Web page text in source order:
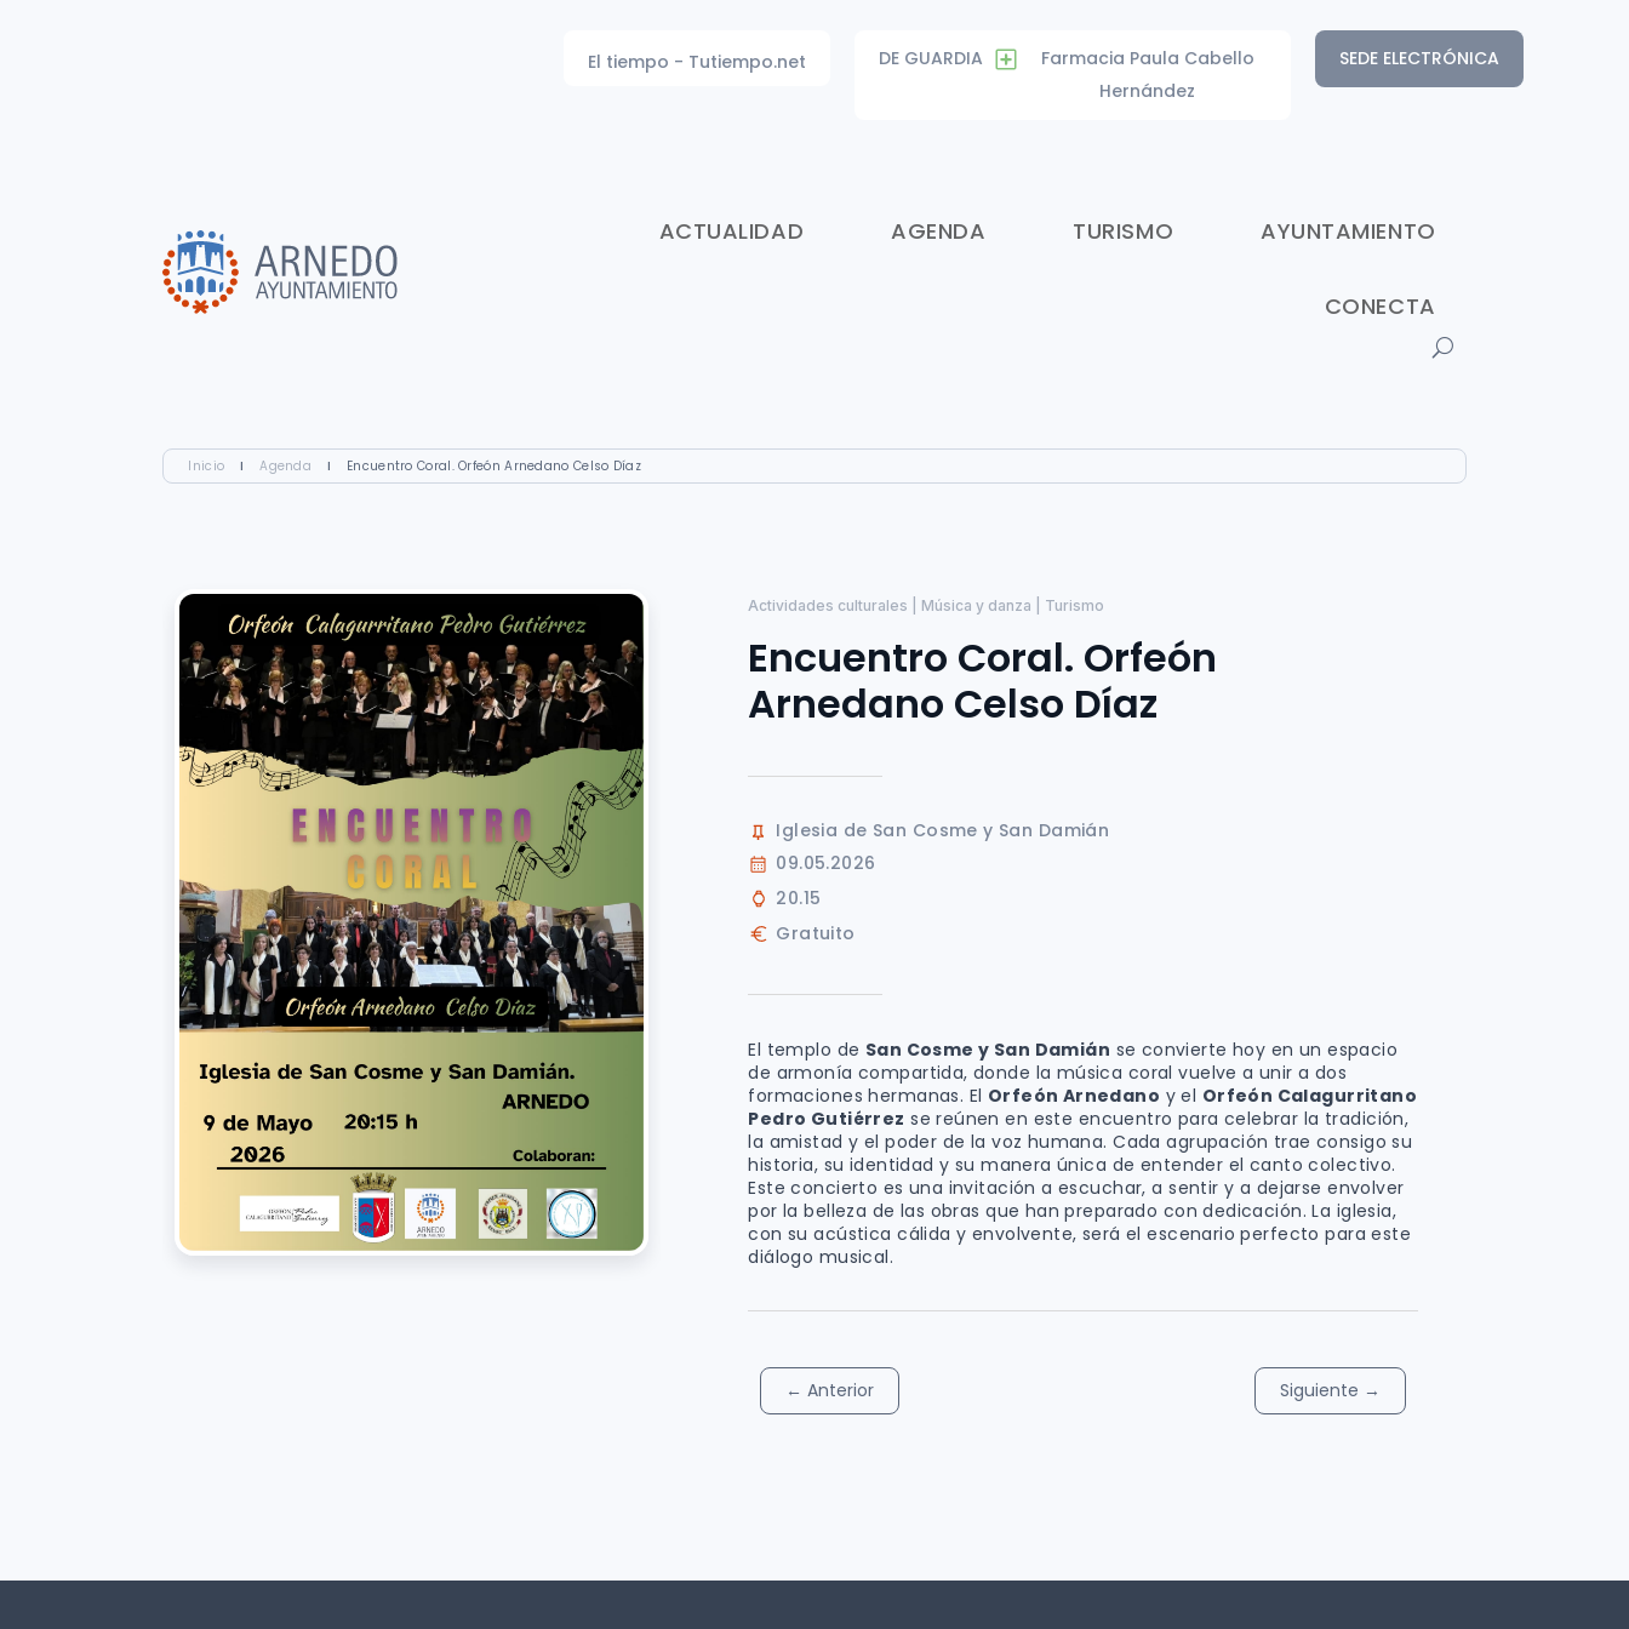
SEDE ELECTRÓNICA
DE GUARDIA
Farmacia Paula Cabello
Hernández
El tiempo - Tutiempo.net
ACTUALIDAD AGENDA TURISMO AYUNTAMIENTO
CONECTA
Inicio I Agenda I Encuentro Coral. Orfeón Arnedano Celso Díaz
Actividades culturales | Música y danza | Turismo
Encuentro Coral. Orfeón
Arnedano Celso Díaz
Iglesia de San Cosme y San Damián
09.05.2026
20.15
Gratuito
El templo de San Cosme y San Damián se convierte hoy en un espacio
de armonía compartida, donde la música coral vuelve a unir a dos
formaciones hermanas. El Orfeón Arnedano y el Orfeón Calagurritano
Pedro Gutiérrez se reúnen en este encuentro para celebrar la tradición,
la amistad y el poder de la voz humana. Cada agrupación trae consigo su
historia, su identidad y su manera única de entender el canto colectivo.
Este concierto es una invitación a escuchar, a sentir y a dejarse envolver
por la belleza de las obras que han preparado con dedicación. La iglesia,
con su acústica cálida y envolvente, será el escenario perfecto para este
diálogo musical.
←Anterior Siguiente →